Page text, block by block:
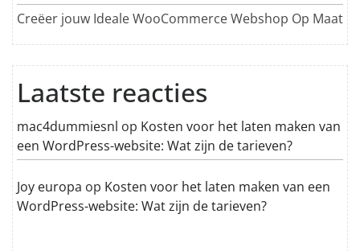
Creëer jouw Ideale WooCommerce Webshop Op Maat
Laatste reacties
mac4dummiesnl op Kosten voor het laten maken van
een WordPress-website: Wat zijn de tarieven?
Joy europa op Kosten voor het laten maken van een
WordPress-website: Wat zijn de tarieven?